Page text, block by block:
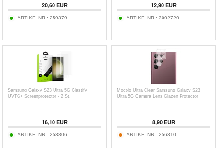
20,60EUR
ARTIKELNR.: 259379
12,90EUR
ARTIKELNR.: 3002720
Samsung Galaxy S23 Ultra 5G Glastify
UVTG+ Screenprotector - 2 St.
16,10EUR
ARTIKELNR.: 253806
Mocolo Ultra Clear Samsung Galaxy S23
Ultra 5G Camera Lens Glazen Protector
8,90EUR
ARTIKELNR.: 256310